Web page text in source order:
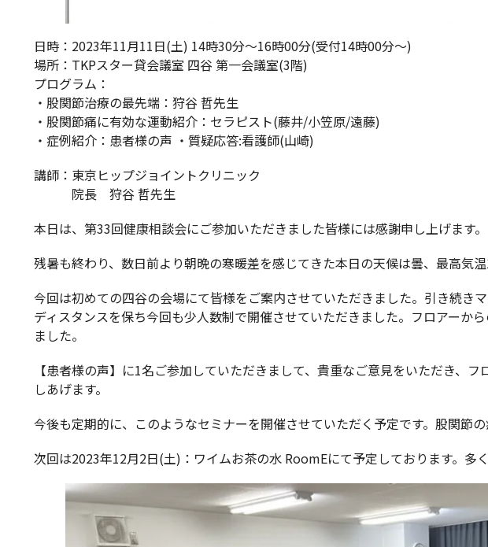
日時：2023年11月11日(土) 14時30分～16時00分(受付14時00分～)
場所：TKPスター貸会議室 四谷 第一会議室(3階)
プログラム：
・股関節治療の最先端：狩谷 哲先生
・股関節痛に有効な運動紹介：セラピスト(藤井/小笠原/遠藤)
・症例紹介：患者様の声 ・質疑応答:看護師(山崎)
講師：東京ヒップジョイントクリニック
院長 狩谷 哲先生
本日は、第33回健康相談会にご参加いただきました皆様には感謝申し上げます。
残暑も終わり、数日前より朝晩の寒暖差を感じてきた本日の天候は曇、最高気
今回は初めての四谷の会場にて皆様をご案内させていただきました。引き続き
ディスタンスを保ち今回も少人数制で開催させていただきました。フロアーか
ました。
【患者様の声】に1名ご参加していただきまして、貴重なご意見をいただき、
しあげます。
今後も定期的に、このようなセミナーを開催させていただく予定です。股関節
次回は2023年12月2日(土)：ワイムお茶の水 RoomEにて予定しております。多